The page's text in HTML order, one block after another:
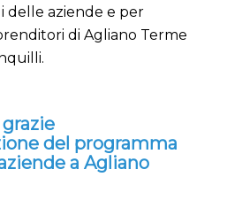
delle aziende e per
di Agliano Terme
del programma
a Agliano